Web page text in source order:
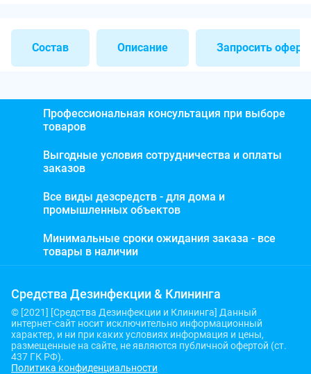
Состав Описание Запросить
Профессиональная консультация при выборе
товаров
Выгодные условия сотрудничества и оплаты
заказов
Все виды дезсредств - для дома и
промышленных объектов
Минимальные сроки ожидания заказа - все
товары в наличии
Средства Дезинфекции & Клининга
© [2021] [Средства Дезинфекции и Клининга] Данный
интернет-сайт носит исключительно информационный
характер, и ни при каких условиях информация и цены,
размещенные на сайте, не являются публичной офертой (ст.
437 ГК РФ).
Политика конфиденциальности